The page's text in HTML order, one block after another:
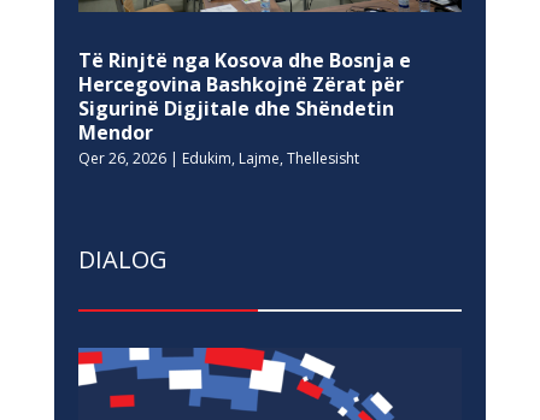
Të Rinjtë nga Kosova dhe Bosnja e
Hercegovina Bashkojnë Zërat për
Sigurinë Digjitale dhe Shëndetin
Mendor
Qer 26, 2026| Edukim, Lajme, Thellesisht
DIALOG